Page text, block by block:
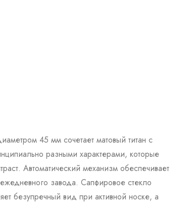
45 мм сочетает матовый титан с
разными характерами, которые
Автоматический механизм обеспечивает
завода. Сапфировое стекло
безупречный вид при активной носке, а